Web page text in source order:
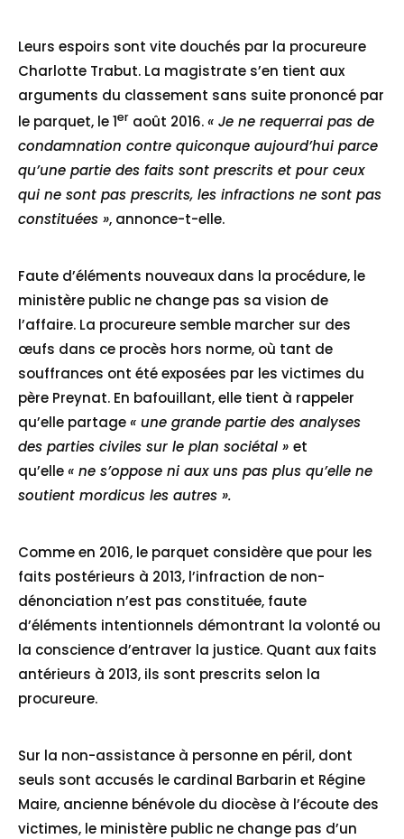
Leurs espoirs sont vite douchés par la procureure
Charlotte Trabut. La magistrate s’en tient aux
arguments du classement sans suite prononcé par
le parquet, le 1er août 2016.« Je ne requerrai pas de
condamnation contre quiconque aujourd’hui parce
qu’une partie des faits sont prescrits et pour ceux
qui ne sont pas prescrits, les infractions ne sont pas
constituées », annonce-t-elle.
Faute d’éléments nouveaux dans la procédure, le
ministère public ne change pas sa vision de
l’affaire. La procureure semble marcher sur des
œufs dans ce procès hors norme, où tant de
souffrances ont été exposées par les victimes du
père Preynat. En bafouillant, elle tient à rappeler
qu’elle partage« une grande partie des analyses
des parties civiles sur le plan sociétal » et
qu’elle« ne s’oppose ni aux uns pas plus qu’elle ne
soutient mordicus les autres ».
Comme en 2016, le parquet considère que pour les
faits postérieurs à 2013, l’infraction de non-
dénonciation n’est pas constituée, faute
d’éléments intentionnels démontrant la volonté ou
la conscience d’entraver la justice. Quant aux faits
antérieurs à 2013, ils sont prescrits selon la
procureure.
Sur la non-assistance à personne en péril, dont
seuls sont accusés le cardinal Barbarin et Régine
Maire, ancienne bénévole du diocèse à l’écoute des
victimes, le ministère public ne change pas d’un